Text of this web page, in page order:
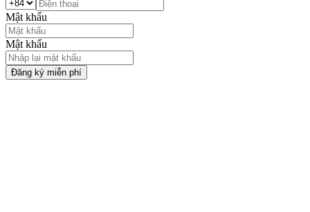
Mật khẩu
Mật khẩu
Đăng ký miễn phí